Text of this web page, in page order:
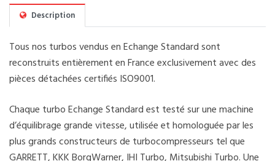
Description
Tous nos turbos vendus en Echange Standard sont
reconstruits entièrement en France exclusivement avec des
pièces détachées certifiés ISO9001.
Chaque turbo Echange Standard est testé sur une machine
d’équilibrage grande vitesse, utilisée et homologuée par les
plus grands constructeurs de turbocompresseurs tel que
GARRETT, KKK BorgWarner, IHI Turbo, Mitsubishi Turbo. Une